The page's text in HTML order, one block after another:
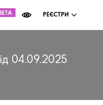
РЕЄСТРИ
04.09.2025